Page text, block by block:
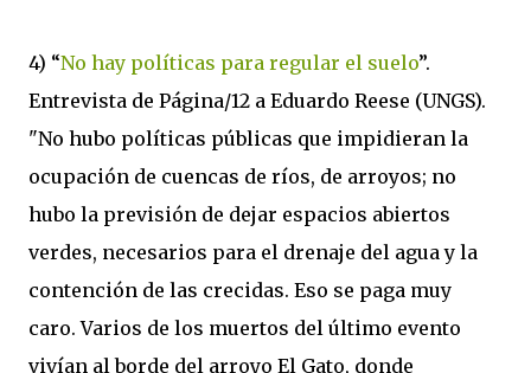
4) “No hay políticas para regular el suelo”.
Entrevista de Página/12 a Eduardo Reese (UNGS).
"No hubo políticas públicas que impidieran la
ocupación de cuencas de ríos, de arroyos; no
hubo la previsión de dejar espacios abiertos
verdes, necesarios para el drenaje del agua y la
contención de las crecidas. Eso se paga muy
caro. Varios de los muertos del último evento
vivían al borde del arroyo El Gato, donde